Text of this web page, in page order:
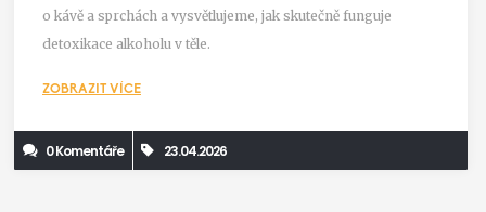
o kávě a sprchách a vysvětlujeme, jak skutečně funguje
detoxikace alkoholu v těle.
ZOBRAZIT VÍCE
0 Komentáře 23.04.2026